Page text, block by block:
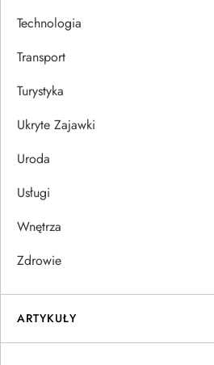
Technologia
Transport
Turystyka
Ukryte Zajawki
Uroda
Usługi
Wnętrza
Zdrowie
ARTYKUŁY